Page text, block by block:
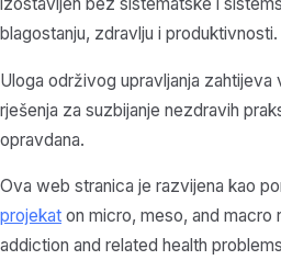
izostavljen bez sistematske i
blagostanju, zdravlju i produktivnosti.
Uloga održivog upravljanja zahtijeva
rješenja za suzbijanje nezdravih
opravdana.
Ova web stranica je razvijena kao
projekat on micro, meso, and
addiction and related health